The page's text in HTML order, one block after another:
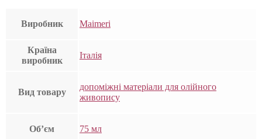
Виробник Maimeri
Країна
виробник
Італія
Вид товару
допоміжні матеріали для олійного
живопису
Об’єм 75 мл